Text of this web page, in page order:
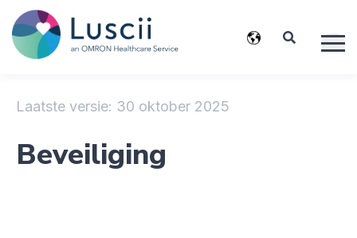
Laatste versie: 30 oktober 2025
Beveiliging